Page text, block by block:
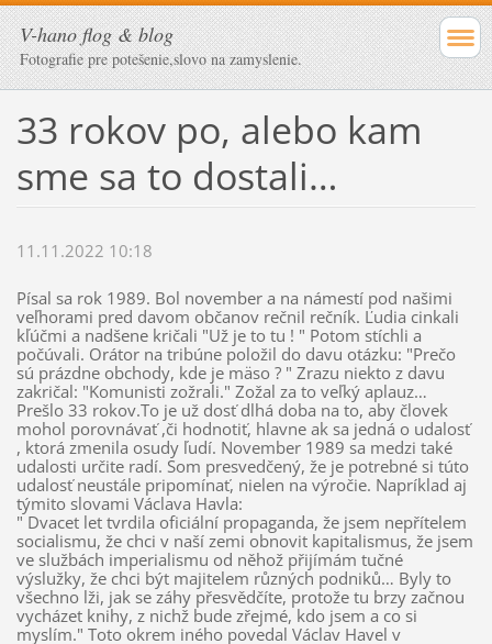
V-hano flog & blog
Fotografie pre potešenie,slovo na zamyslenie.
33 rokov po, alebo kam
sme sa to dostali…
11.11.2022 10:18
Písal sa rok 1989. Bol november a na námestí pod našimi
veľhorami pred davom občanov rečnil rečník. Ľudia cinkali
kľúčmi a nadšene kričali "Už je to tu ! " Potom stíchli a
počúvali. Orátor na tribúne položil do davu otázku: "Prečo
sú prázdne obchody, kde je mäso ? " Zrazu niekto z davu
zakričal: "Komunisti zožrali." Zožal za to veľký aplauz…
Prešlo 33 rokov.To je už dosť dlhá doba na to, aby človek
mohol porovnávať ,či hodnotiť, hlavne ak sa jedná o udalosť
, ktorá zmenila osudy ľudí. November 1989 sa medzi také
udalosti určite radí. Som presvedčený, že je potrebné si túto
udalosť neustále pripomínať, nielen na výročie. Napríklad aj
týmito slovami Václava Havla:
" Dvacet let tvrdila oficiální propaganda, že jsem nepřítelem
socialismu, že chci v naší zemi obnovit kapitalismus, že jsem
ve službách imperialismu od něhož přijímám tučné
výslužky, že chci být majitelem různých podniků… Byly to
všechno lži, jak se záhy přesvědčíte, protože tu brzy začnou
vycházet knihy, z nichž bude zřejmé, kdo jsem a co si
myslím." Toto okrem iného povedal Václav Havel v